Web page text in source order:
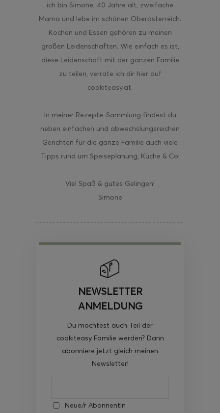
ich bin Simone, 40 Jahre alt, zweifache
Mama und lebe im schönen Oberösterreich.
Kochen und Essen gehören zu meinen
großen Leidenschaften. Wie einfach es ist,
diese Leidenschaft mit der ganzen Familie
zu teilen, verrate ich dir hier auf
cookiteasy.at.
In meiner Rezepte-Sammlung findest du
neben einfachen und abwechslungsreichen
Gerichten für die ganze Familie auch viele
Tipps rund um Speiseplanung, Küche & Co!
Viel Spaß & gutes Gelingen!
Simone
NEWSLETTER
ANMELDUNG
Du möchtest auch Teil der
cookiteasy Familie werden? Dann
abonniere jetzt gleich meinen
Newsletter!
Neue/r AbonnentIn